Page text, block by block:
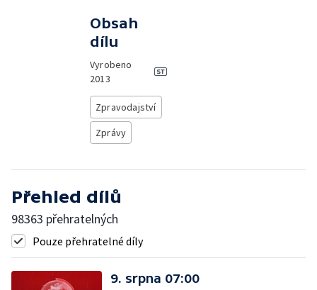
Obsah
dílu
Vyrobeno
2013
Zpravodajství
Zprávy
Přehled dílů
98363 přehratelných
Pouze přehratelné díly
9. srpna 07:00